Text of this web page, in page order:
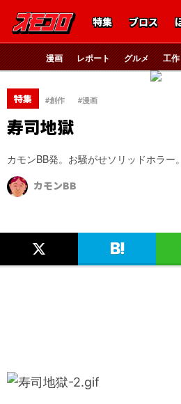
特集 ブロス
漫画 レポート グルメ 工作
特集 #創作 #漫画
寿司地獄
カモンBB発。お騒がせソリッドホラー。
カモンBB